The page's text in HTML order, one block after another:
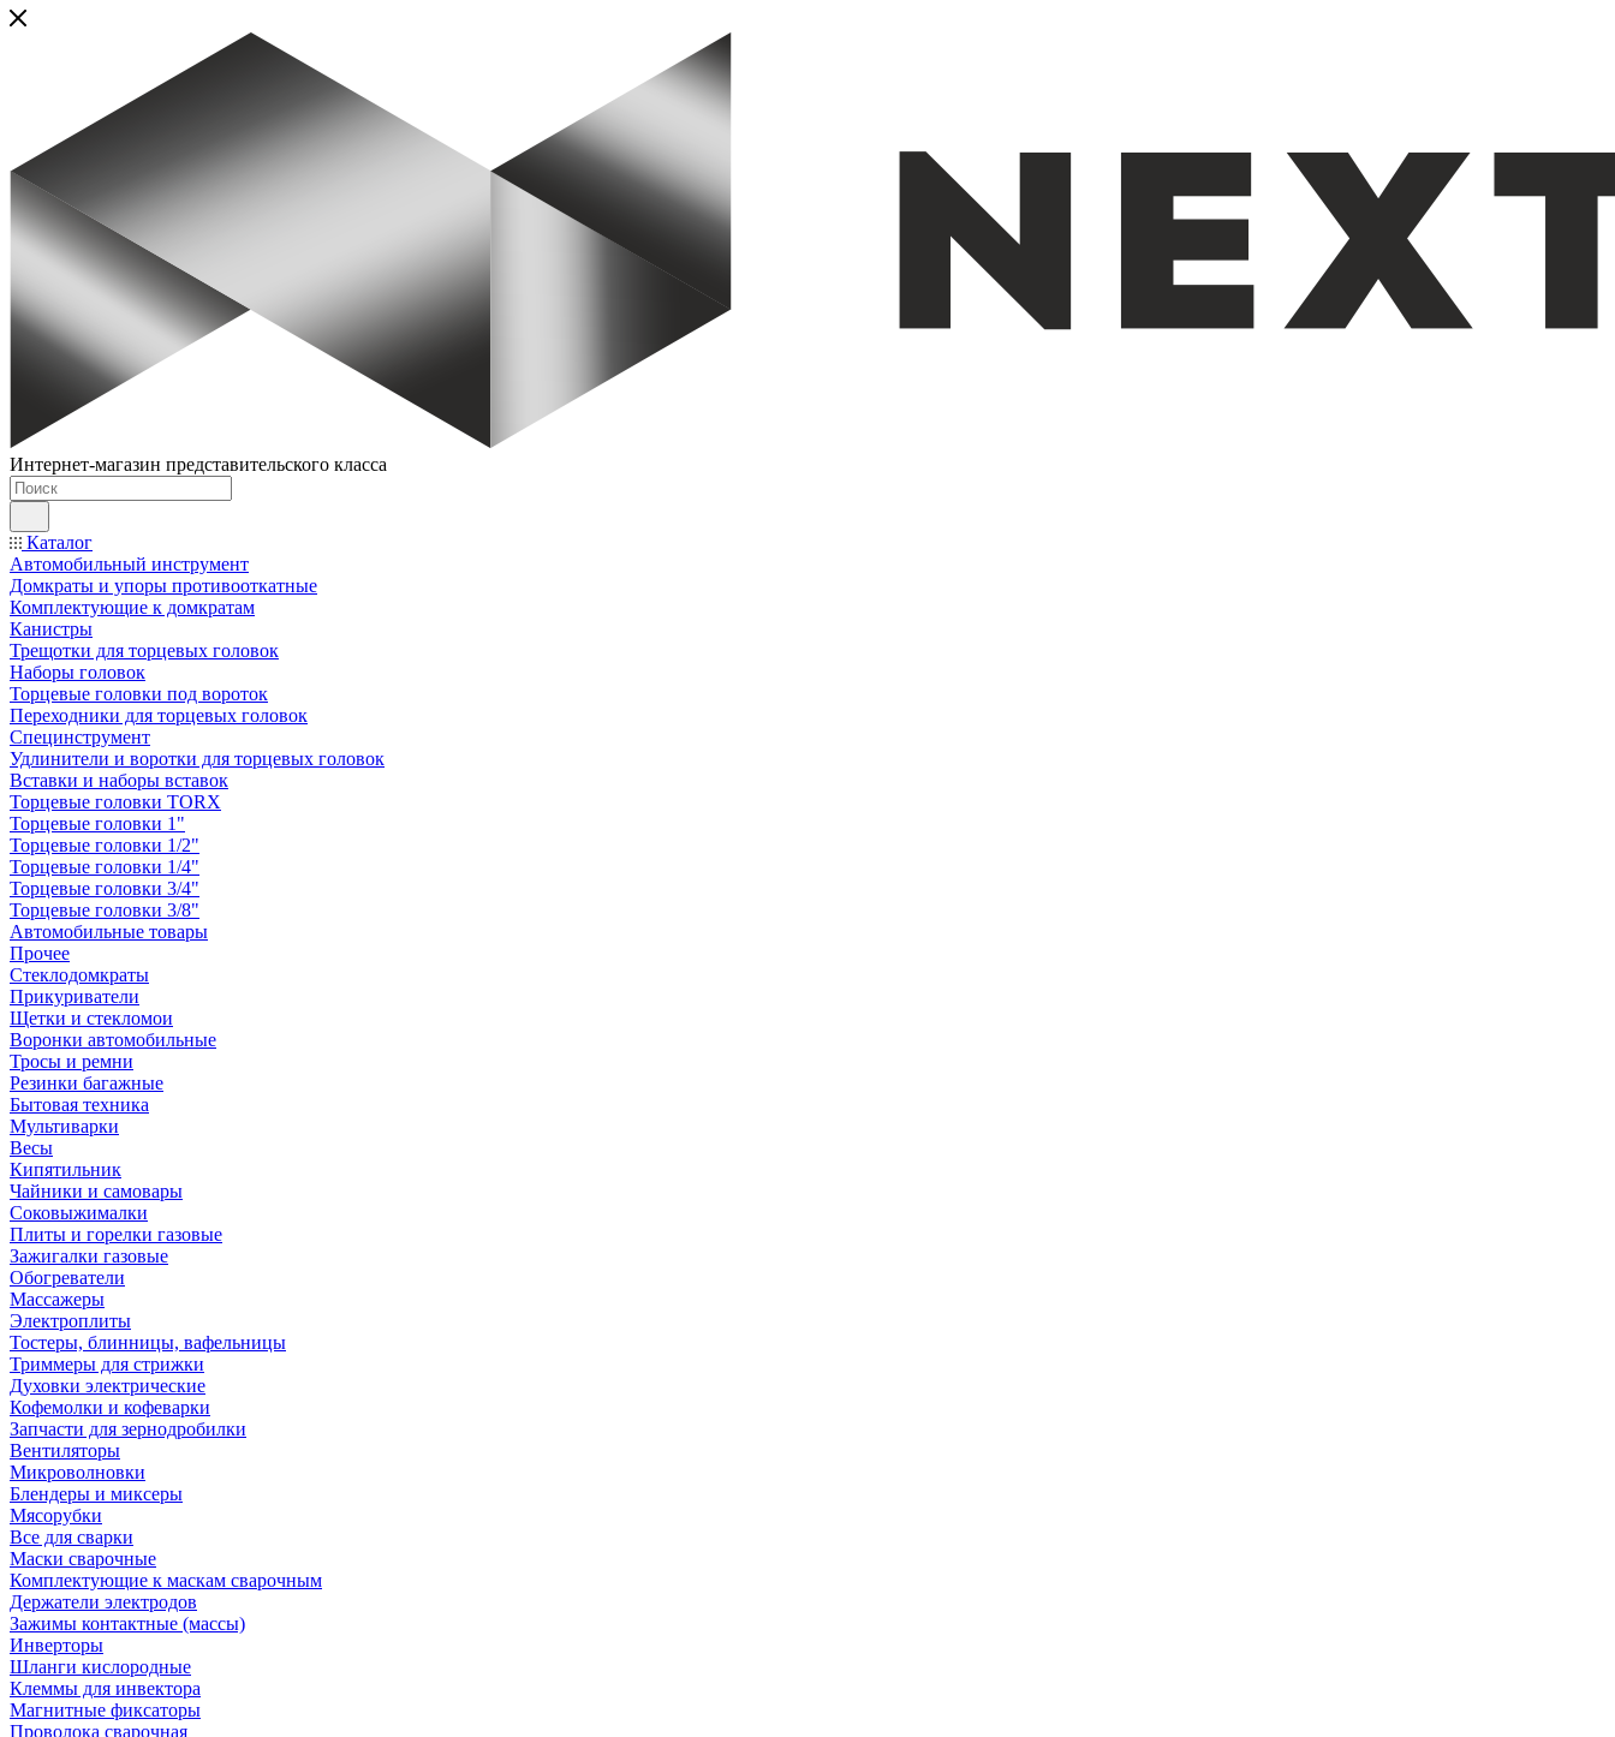
Интернет-магазин представительского класса
Каталог
Автомобильный инструмент
Домкраты и упоры противооткатные
Комплектующие к домкратам
Канистры
Трещотки для торцевых головок
Наборы головок
Торцевые головки под вороток
Переходники для торцевых головок
Специнструмент
Удлинители и воротки для торцевых головок
Вставки и наборы вставок
Торцевые головки TORX
Торцевые головки 1"
Торцевые головки 1/2"
Торцевые головки 1/4"
Торцевые головки 3/4"
Торцевые головки 3/8"
Автомобильные товары
Прочее
Стеклодомкраты
Прикуриватели
Щетки и стекломои
Воронки автомобильные
Тросы и ремни
Резинки багажные
Бытовая техника
Мультиварки
Весы
Кипятильник
Чайники и самовары
Соковыжималки
Плиты и горелки газовые
Зажигалки газовые
Обогреватели
Массажеры
Электроплиты
Тостеры, блинницы, вафельницы
Триммеры для стрижки
Духовки электрические
Кофемолки и кофеварки
Запчасти для зернодробилки
Вентиляторы
Микроволновки
Блендеры и миксеры
Мясорубки
Все для сварки
Маски сварочные
Комплектующие к маскам сварочным
Держатели электродов
Зажимы контактные (массы)
Инверторы
Шланги кислородные
Клеммы для инвектора
Магнитные фиксаторы
Проволока сварочная